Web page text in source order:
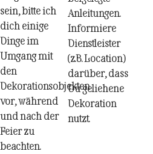
sein, bitte ich
dich einige
Dinge im
Umgang mit
den
Dekorationsobjekten
vor, während
und nach der
Feier zu
beachten.
Anleitungen.
Informiere
Dienstleister
(z.B. Location)
darüber, dass
Du geliehene
Dekoration
nutzt.